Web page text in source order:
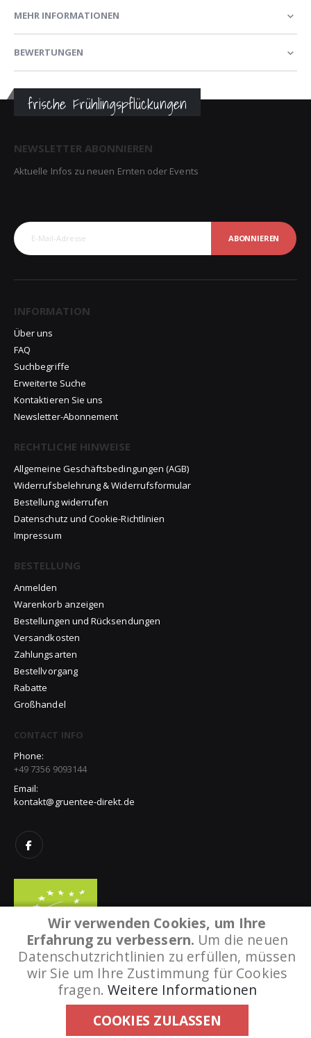
Wir verwenden Cookies, um Ihre
Erfahrung zu verbessern. Um die neuen
Datenschutzrichtlinien zu erfüllen, müssen
wir Sie um Ihre Zustimmung für Cookies
fragen. Weitere Informationen
COOKIES ZULASSEN
MEHR INFORMATIONEN
BEWERTUNGEN
frische Frühlingspflückungen
NEWSLETTER ABONNIEREN
Aktuelle Infos zu neuen Ernten oder Events
ABONNIEREN
INFORMATION
Über uns
FAQ
Suchbegriffe
Erweiterte Suche
Kontaktieren Sie uns
Newsletter-Abonnement
RECHTLICHE HINWEISE
Allgemeine Geschäftsbedingungen (AGB)
Widerrufsbelehrung & Widerrufsformular
Bestellung widerrufen
Datenschutz und Cookie-Richtlinien
Impressum
BESTELLUNG
Anmelden
Warenkorb anzeigen
Bestellungen und Rücksendungen
Versandkosten
Zahlungsarten
Bestellvorgang
Rabatte
Großhandel
CONTACT INFO
Phone:
+49 7356 9093144
Email:
kontakt@gruentee-direkt.de
©Copyright 2008-2026 Gruentee-direkt. Alle Rechte vorbehalten.